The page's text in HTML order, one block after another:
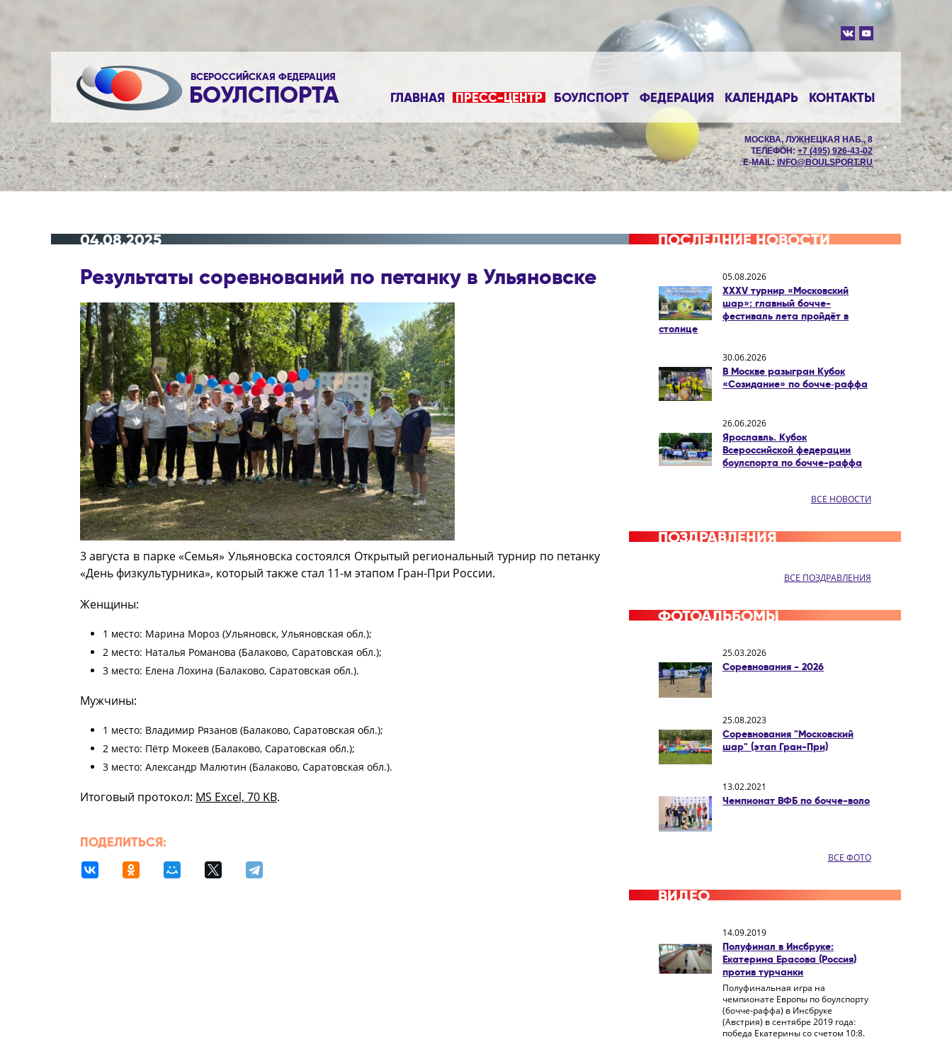
ВСЕРОССИЙСКАЯ ФЕДЕРАЦИЯ
БОУЛСПОРТА ГЛАВНАЯ ПРЕСС-ЦЕНТР БОУЛСПОРТ ФЕДЕРАЦИЯ КАЛЕНДАРЬ КОНТАКТЫ
МОСКВА, ЛУЖНЕЦКАЯ НАБ., 8
ТЕЛЕФОН:+7 (495) 926-43-02
E-MAIL:
INFO@BOULSPORT.RU
04.08.2025
Результаты соревнований по петанку в Ульяновске
3 августа в парке «Семья» Ульяновска состоялся Открытый региональный турнир по петанку
«День физкультурника», который также стал 11-м этапом Гран-При России.
Женщины:
1 место: Марина Мороз (Ульяновск, Ульяновская обл.);
2 место: Наталья Романова (Балаково, Саратовская обл.);
3 место: Елена Лохина (Балаково, Саратовская обл.).
Мужчины:
1 место: Владимир Рязанов (Балаково, Саратовская обл.);
2 место: Пётр Мокеев (Балаково, Саратовская обл.);
3 место: Александр Малютин (Балаково, Саратовская обл.).
Итоговый протокол: MS Excel, 70 KB.
ПОДЕЛИТЬСЯ:
ПОСЛЕДНИЕ НОВОСТИ
05.08.2026
XXXV турнир «Московский
шар»: главный бочче-
фестиваль лета пройдёт в
столице
30.06.2026
В Москве разыгран Кубок
«Созидание» по бочче‑раффа
26.06.2026
Ярославль. Кубок
Всероссийской федерации
боулспорта по бочче-раффа
ВСЕ НОВОСТИ
ПОЗДРАВЛЕНИЯ
ВСЕ ПОЗДРАВЛЕНИЯ
ФОТОАЛЬБОМЫ
25.03.2026
Соревнования - 2026
25.08.2023
Соревнования "Московский
шар" (этап Гран-При)
13.02.2021
Чемпионат ВФБ по бочче-воло
ВСЕ ФОТО
ВИДЕО
14.09.2019
Полуфинал в Инсбруке:
Екатерина Ерасова (Россия)
против турчанки
Полуфинальная игра на
чемпионате Европы по боулспорту
(бочче-раффа) в Инсбруке
(Австрия) в сентябре 2019 года:
победа Екатерины со счетом 10:8.